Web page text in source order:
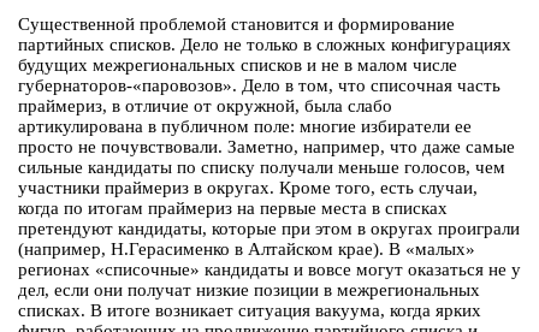
Существенной проблемой становится и формирование
партийных списков. Дело не только в сложных конфигурациях
будущих межрегиональных списков и не в малом числе
губернаторов-«паровозов». Дело в том, что списочная часть
праймериз, в отличие от окружной, была слабо
артикулирована в публичном поле: многие избиратели ее
просто не почувствовали. Заметно, например, что даже самые
сильные кандидаты по списку получали меньше голосов, чем
участники праймериз в округах. Кроме того, есть случаи,
когда по итогам праймериз на первые места в списках
претендуют кандидаты, которые при этом в округах проиграли
(например, Н.Герасименко в Алтайском крае). В «малых»
регионах «списочные» кандидаты и вовсе могут оказаться не у
дел, если они получат низкие позиции в межрегиональных
списках. В итоге возникает ситуация вакуума, когда ярких